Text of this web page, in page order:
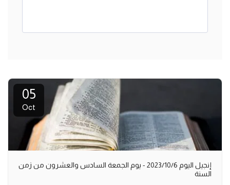
05
Oct
إنجيل اليوم 2023/10/6 - يوم الجمعة السادس والعشرون من زمن
السنة